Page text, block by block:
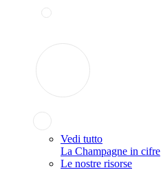
Vedi tutto
La Champagne in cifre
Le nostre risorse